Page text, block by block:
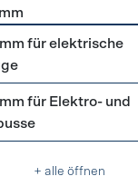
Elektrofahrzeuge
für elektrische
für Elektro- und
+ alle öffnen